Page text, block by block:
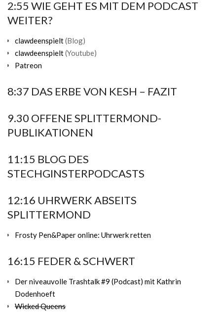
2:55 WIE GEHT ES MIT DEM PODCAST
WEITER?
clawdeenspielt(Blog)
clawdeenspielt(Youtube)
Patreon
8:37 DAS ERBE VON KESH – FAZIT
9.30 OFFENE SPLITTERMOND-
PUBLIKATIONEN
11:15 BLOG DES
STECHGINSTERPODCASTS
12:16 UHRWERK ABSEITS
SPLITTERMOND
Frosty Pen&Paper online: Uhrwerk retten
16:15 FEDER & SCHWERT
Der niveauvolle Trashtalk #9 (Podcast) mit Kathrin
Dodenhoeft
Wicked Queens